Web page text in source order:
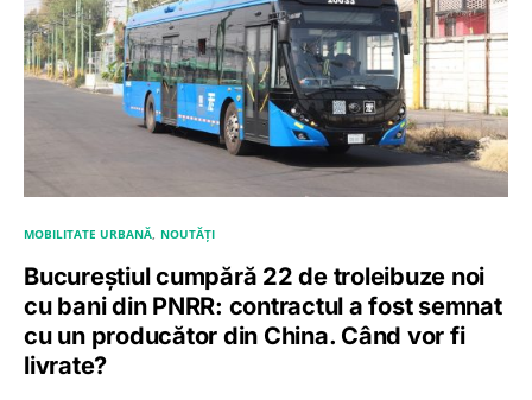
MOBILITATE URBANĂ NOUTĂȚI
Bucureștiul cumpără 22 de troleibuze noi
cu bani din PNRR: contractul a fost semnat
cu un producător din China. Când vor fi
livrate?